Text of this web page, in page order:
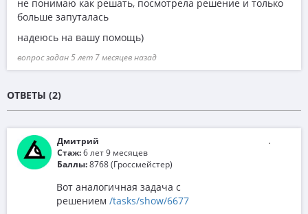
не понимаю как решать, посмотрела решение и только
больше запуталась
надеюсь на вашу помощь)
вопрос задан 5 лет 7 месяцев назад
ОТВЕТЫ (2)
Дмитрий
Стаж:6 лет 9 месяцев
Баллы:8768 (Гроссмейстер)
Вот аналогичная задача с
решением /tasks/show/6677